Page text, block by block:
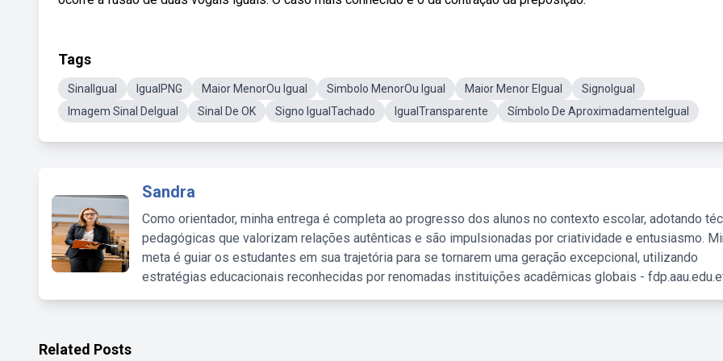
Tags
SinalIgual IgualPNG Maior MenorOu Igual Simbolo MenorOu Igual Maior Menor EIgual
SignoIgual
Imagem Sinal DeIgual
Sinal De OK Signo IgualTachado IgualTransparente Símbolo De AproximadamenteIgual
Sandra
Como orientador, minha entrega é completa ao progresso dos alunos no contexto escolar, adotando
pedagógicas que valorizam relações autênticas e são impulsionadas por criatividade e entusiasmo.
meta é guiar os estudantes em sua trajetória para se tornarem uma geração excepcional, utilizando
estratégias educacionais reconhecidas por renomadas instituições acadêmicas globais -
Related Posts